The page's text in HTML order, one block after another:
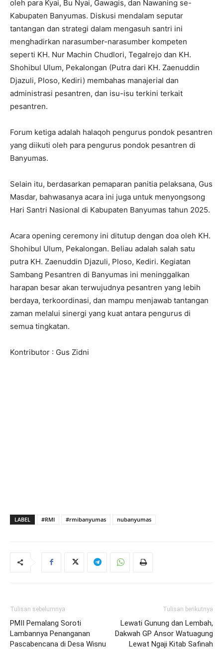
oleh para Kyai, Bu Nyai, Gawagis, dan Nawaning se-
Kabupaten Banyumas. Diskusi mendalam seputar
tantangan dan strategi dalam mengasuh santri ini
menghadirkan narasumber-narasumber kompeten
seperti KH. Nur Machin Chudlori, Tegalrejo dan KH.
Shohibul Ulum, Pekalongan (Putra dari KH. Zaenuddin
Djazuli, Ploso, Kediri) membahas manajerial dan
administrasi pesantren, dan isu-isu terkini terkait
pesantren.
Forum ketiga adalah halaqoh pengurus pondok pesantren
yang diikuti oleh para pengurus pondok pesantren di
Banyumas.
Selain itu, berdasarkan pemaparan panitia pelaksana, Gus
Masdar, bahwasanya acara ini juga untuk menyongsong
Hari Santri Nasional di Kabupaten Banyumas tahun 2025.
Acara opening ceremony ini ditutup dengan doa oleh KH.
Shohibul Ulum, Pekalongan. Beliau adalah salah satu
putra KH. Zaenuddin Djazuli, Ploso, Kediri. Kegiatan
Sambang Pesantren di Banyumas ini meninggalkan
harapan besar akan terwujudnya pesantren yang lebih
berdaya, terkoordinasi, dan mampu menjawab tantangan
zaman melalui sinergi yang kuat antara pengurus di
semua tingkatan.
Kontributor : Gus Zidni
LABEL #RMI #rmibanyumas nubanyumas
Tulisan sebelumnya
PMII Pemalang Soroti
Lambannya Penanganan
Pascabencana di Desa Wisnu
Tulisan berikutnya
Lewati Gunung dan Lembah,
Dakwah GP Ansor Watuagung
Lewat Ngaji Kitab Safinah